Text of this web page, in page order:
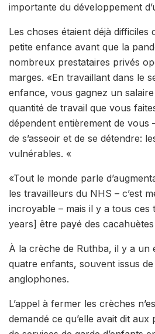
importante du développement
Les choses étaient déjà difficiles
petite enfance avant que la
nombreux prestataires privés
marges. «En travaillant dans le
enfance, vous gagnez un
quantité de travail que vous
dépendent entièrement de vous
de s’asseoir et de se détendre:
vulnérables. «
«Tout le monde parle
les travailleurs du NHS – c’est
incroyable – mais il y a tous
years] être payé des
À la crèche de Ruthba, il y a un
quatre enfants, souvent issus
anglophones.
L’appel à fermer les crèches
demandé ce qu’elle avait dit